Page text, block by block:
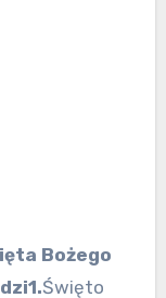
Bożego
1.Święto